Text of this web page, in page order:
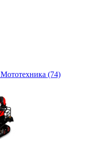
Мототехника (74)